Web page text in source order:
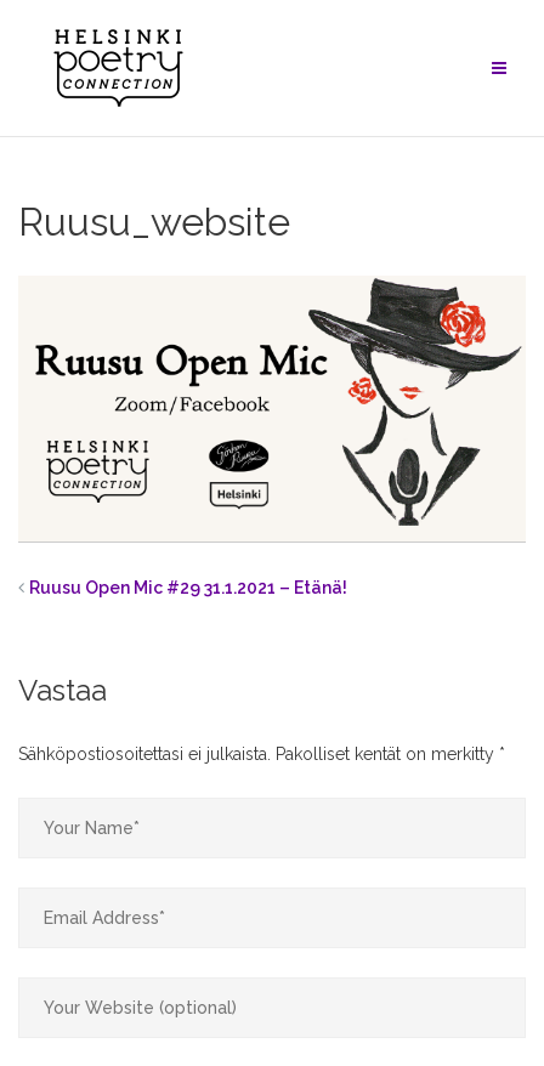
content
Ruusu_website
Ruusu Open Mic #29 31.1.2021 – Etänä!
Vastaa
Sähköpostiosoitettasi ei julkaista. Pakolliset kentät on merkitty *